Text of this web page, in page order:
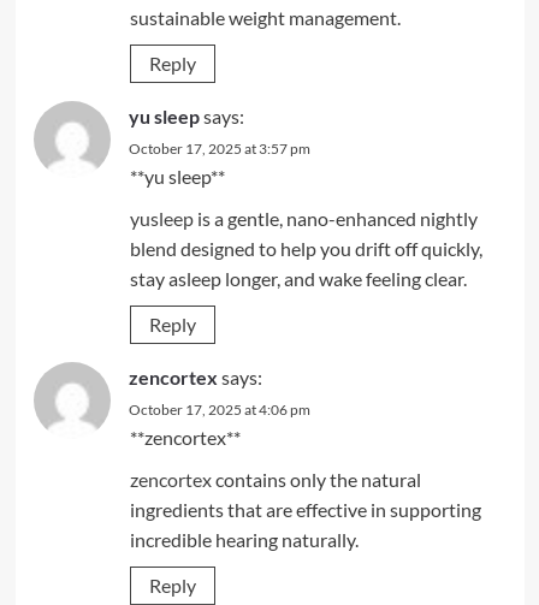
sustainable weight management.
Reply
yu sleepsays:
October 17, 2025 at 3:57 pm
**yu sleep**
yusleepis a gentle, nano-enhanced nightly
blend designed to help you drift off quickly,
stay asleep longer, and wake feeling clear.
Reply
zencortex says:
October 17, 2025 at 4:06 pm
**zencortex**
zencortexcontains only the natural
ingredients that are effective in supporting
incredible hearing naturally.
Reply